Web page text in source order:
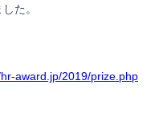
た。
award.jp/2019/prize.php